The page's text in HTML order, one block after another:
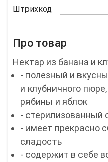
Штрихкод
Про товар
Нектар из банана и
- полезный и
и клубничного
рябины и яблок
- стерилизованный
- имеет прекрасно
сладость
- содержит в себе